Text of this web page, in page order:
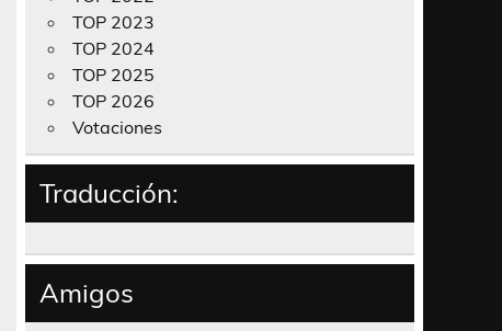
TOP 2023
TOP 2024
TOP 2025
TOP 2026
Votaciones
Traducción:
Amigos